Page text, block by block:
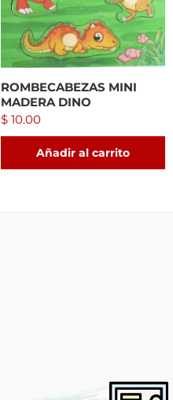
ROMBECABEZAS MINI
MADERA DINO
$ 10.00
Añadir al carrito